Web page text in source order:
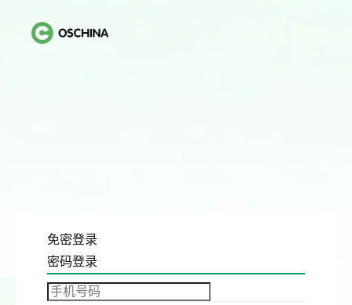
免密登录
密码登录